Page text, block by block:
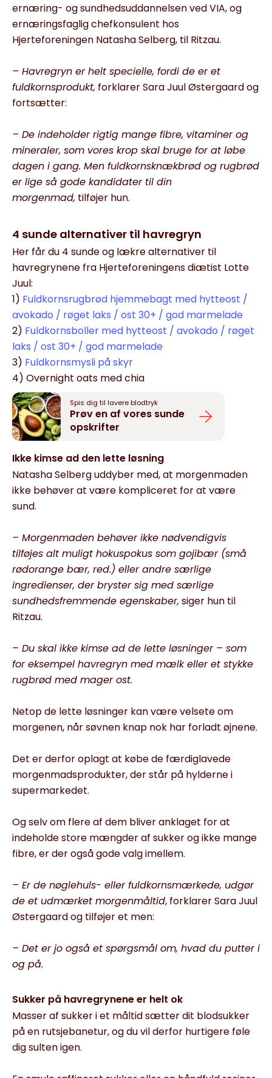
ernæring- og sundhedsuddannelsen ved VIA, og
ernæringsfaglig chefkonsulent hos
Hjerteforeningen Natasha Selberg, til Ritzau.
– Havregryn er helt specielle, fordi de er et
fuldkornsprodukt, forklarer Sara Juul Østergaard og
fortsætter:
– De indeholder rigtig mange fibre, vitaminer og
mineraler, som vores krop skal bruge for at løbe
dagen i gang. Men fuldkornsknækbrød og rugbrød
er lige så gode kandidater til din
morgenmad, tilføjer hun.
4 sunde alternativer til havregryn
Her får du 4 sunde og lækre alternativer til
havregrynene fra Hjerteforeningens diætist Lotte
Juul:
1) Fuldkornsrugbrød hjemmebagt med hytteost /
avokado / røget laks / ost 30+ / god marmelade
2) Fuldkornsboller med hytteost / avokado / røget
laks / ost 30+ / god marmelade
3) Fuldkornsmysli på skyr
4) Overnight oats med chia
Spis dig til lavere blodtryk
Prøv en af vores sunde
opskrifter
Ikke kimse ad den lette løsning
Natasha Selberg uddyber med, at morgenmaden
ikke behøver at være kompliceret for at være
sund.
– Morgenmaden behøver ikke nødvendigvis
tilføjes alt muligt hokuspokus som gojibær (små
rødorange bær, red.) eller andre særlige
ingredienser, der bryster sig med særlige
sundhedsfremmende egenskaber, siger hun til
Ritzau.
– Du skal ikke kimse ad de lette løsninger – som
for eksempel havregryn med mælk eller et stykke
rugbrød med mager ost.
Netop de lette løsninger kan være velsete om
morgenen, når søvnen knap nok har forladt øjnene.
Det er derfor oplagt at købe de færdiglavede
morgenmadsprodukter, der står på hylderne i
supermarkedet.
Og selv om flere af dem bliver anklaget for at
indeholde store mængder af sukker og ikke mange
fibre, er der også gode valg imellem.
– Er de nøglehuls- eller fuldkornsmærkede, udgør
de et udmærket morgenmåltid, forklarer Sara Juul
Østergaard og tilføjer et men:
– Det er jo også et spørgsmål om, hvad du putter i
og på.
Sukker på havregrynene er helt ok
Masser af sukker i et måltid sætter dit blodsukker
på en rutsjebanetur, og du vil derfor hurtigere føle
dig sulten igen.